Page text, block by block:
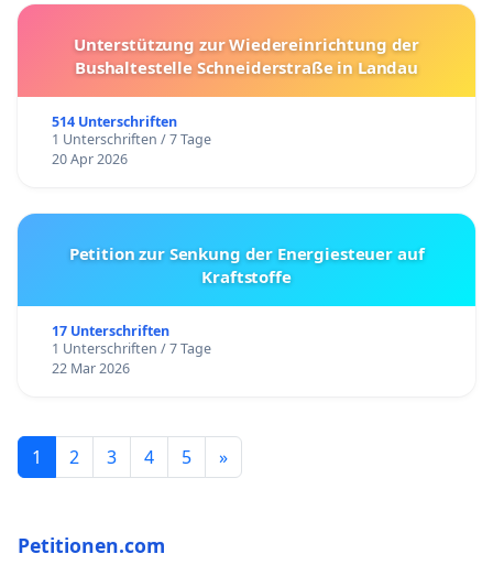
Unterstützung zur Wiedereinrichtung der
Bushaltestelle Schneiderstraße in Landau
514 Unterschriften
1 Unterschriften / 7 Tage
20 Apr 2026
Petition zur Senkung der Energiesteuer auf
Kraftstoffe
17 Unterschriften
1 Unterschriften / 7 Tage
22 Mar 2026
1 2 3 4 5 »
Petitionen.com